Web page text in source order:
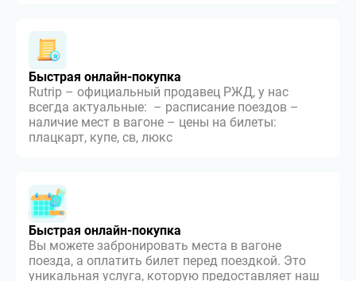
Быстрая онлайн-покупка
Rutrip – официальный продавец РЖД, у нас
всегда актуальные: – расписание поездов –
наличие мест в вагоне – цены на билеты:
плацкарт, купе, св, люкс
Быстрая онлайн-покупка
Вы можете забронировать места в вагоне
поезда, а оплатить билет перед поездкой. Это
уникальная услуга, которую предоставляет наш